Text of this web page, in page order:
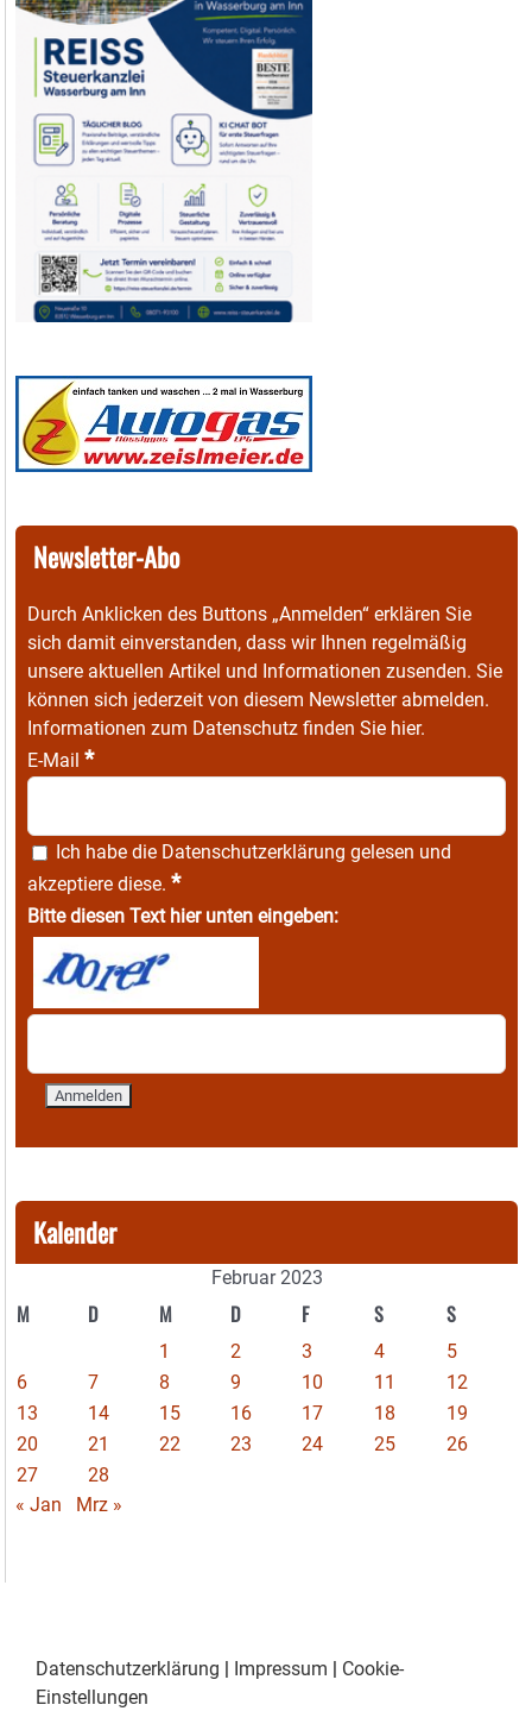
Newsletter-Abo
Durch Anklicken des Buttons „Anmelden“ erklären Sie
sich damit einverstanden, dass wir Ihnen regelmäßig
unsere aktuellen Artikel und Informationen zusenden. Sie
können sich jederzeit von diesem Newsletter abmelden.
Informationen zum Datenschutz finden Sie hier.
E-Mail *
Ich habe die Datenschutzerklärung gelesen und
akzeptiere diese. *
Bitte diesen Text hier unten eingeben:
Kalender
Februar 2023
M D M D F S S
1 2 3 4
5
6
7 8 9 10 11
12
13
14 15 16 17 18
19
20
21 22 23 24 25
26
27
28
« Jan
Mrz »
Datenschutzerklärung Impressum
Cookie-
Einstellungen